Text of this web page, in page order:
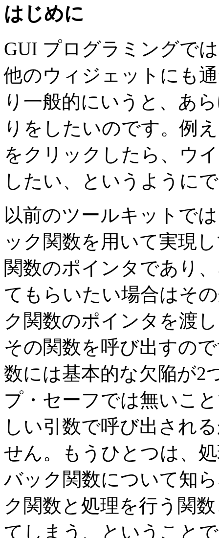
はじめに
GUI プログラミングで
他のウィジェットにも
り一般的にいうと、あ
りをしたいのです。例
をクリックしたら、ウ
したい、というように
以前のツールキットで
ック関数を用いて実現
関数のポインタであり
てもらいたい場合はそ
ク関数のポインタを渡
その関数を呼び出すの
数には基本的な欠陥が2
プ・セーフでは無いこ
しい引数で呼び出され
せん。もうひとつは、
バック関数について知
ク関数と処理を行う関
てしまう、ということ